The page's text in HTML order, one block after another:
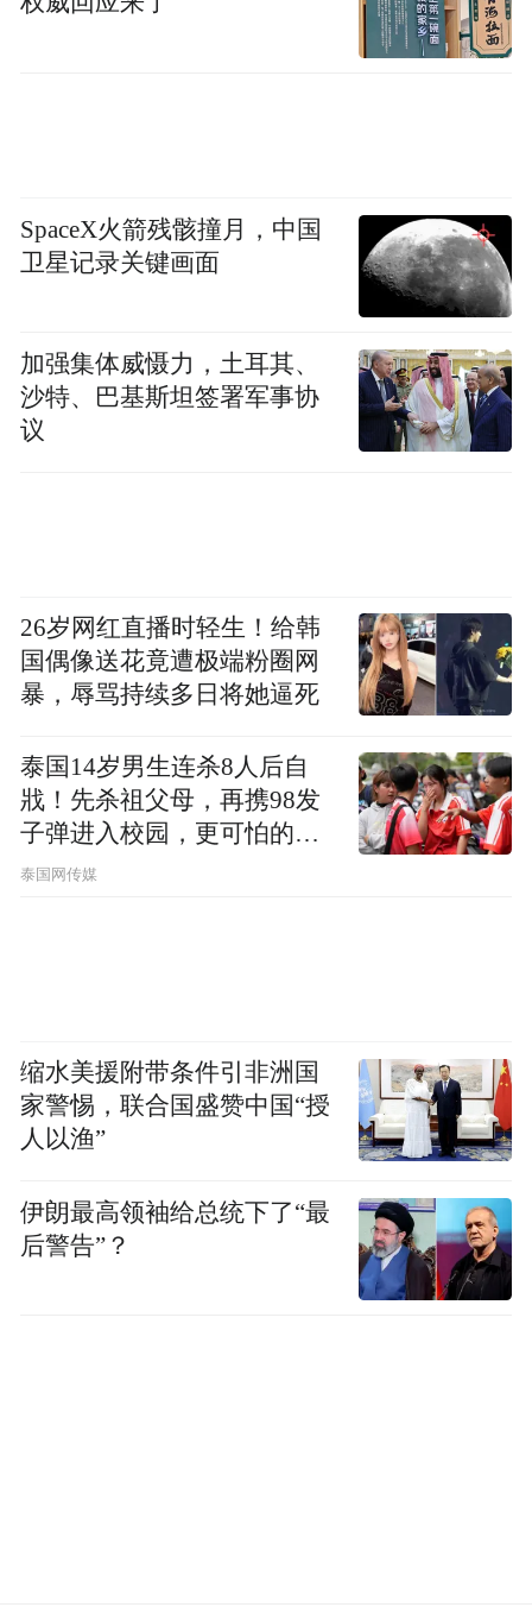
多网收视稳居省级卫视前列 核心观众收视时
成功的重要佐证。在东方卫视晨间9:00至
12:00时段播出期间，该剧多维度收视表现均
位居省级卫视前列，成为同期上午剧场的重
要收视支撑。
SpaceX火箭残骸撞月，中国
卫星记录关键画面
加强集体威慑力，土耳其、
沙特、巴基斯坦签署军事协
议
26岁网红直播时轻生！给韩
国偶像送花竟遭极端粉圈网
暴，辱骂持续多日将她逼死
泰国14岁男生连杀8人后自
戕！先杀祖父母，再携98发
子弹进入校园，更可怕的细
节公布了
泰国网传媒
缩水美援附带条件引非洲国
家警惕，联合国盛赞中国“授
人以渔”
伊朗最高领袖给总统下了“最
后警告”？